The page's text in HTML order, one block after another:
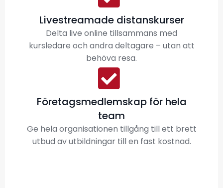
Livestreamade distanskurser
Delta live online tillsammans med
kursledare och andra deltagare – utan att
behöva resa.
Företagsmedlemskap för hela
team
Ge hela organisationen tillgång till ett brett
utbud av utbildningar till en fast kostnad.